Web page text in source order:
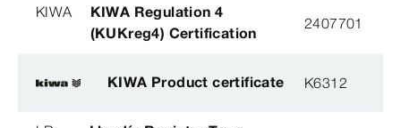
KIWA
KIWA Regulation 4
(KUKreg4) Certification
2407701
KIWA Product certificate K6312